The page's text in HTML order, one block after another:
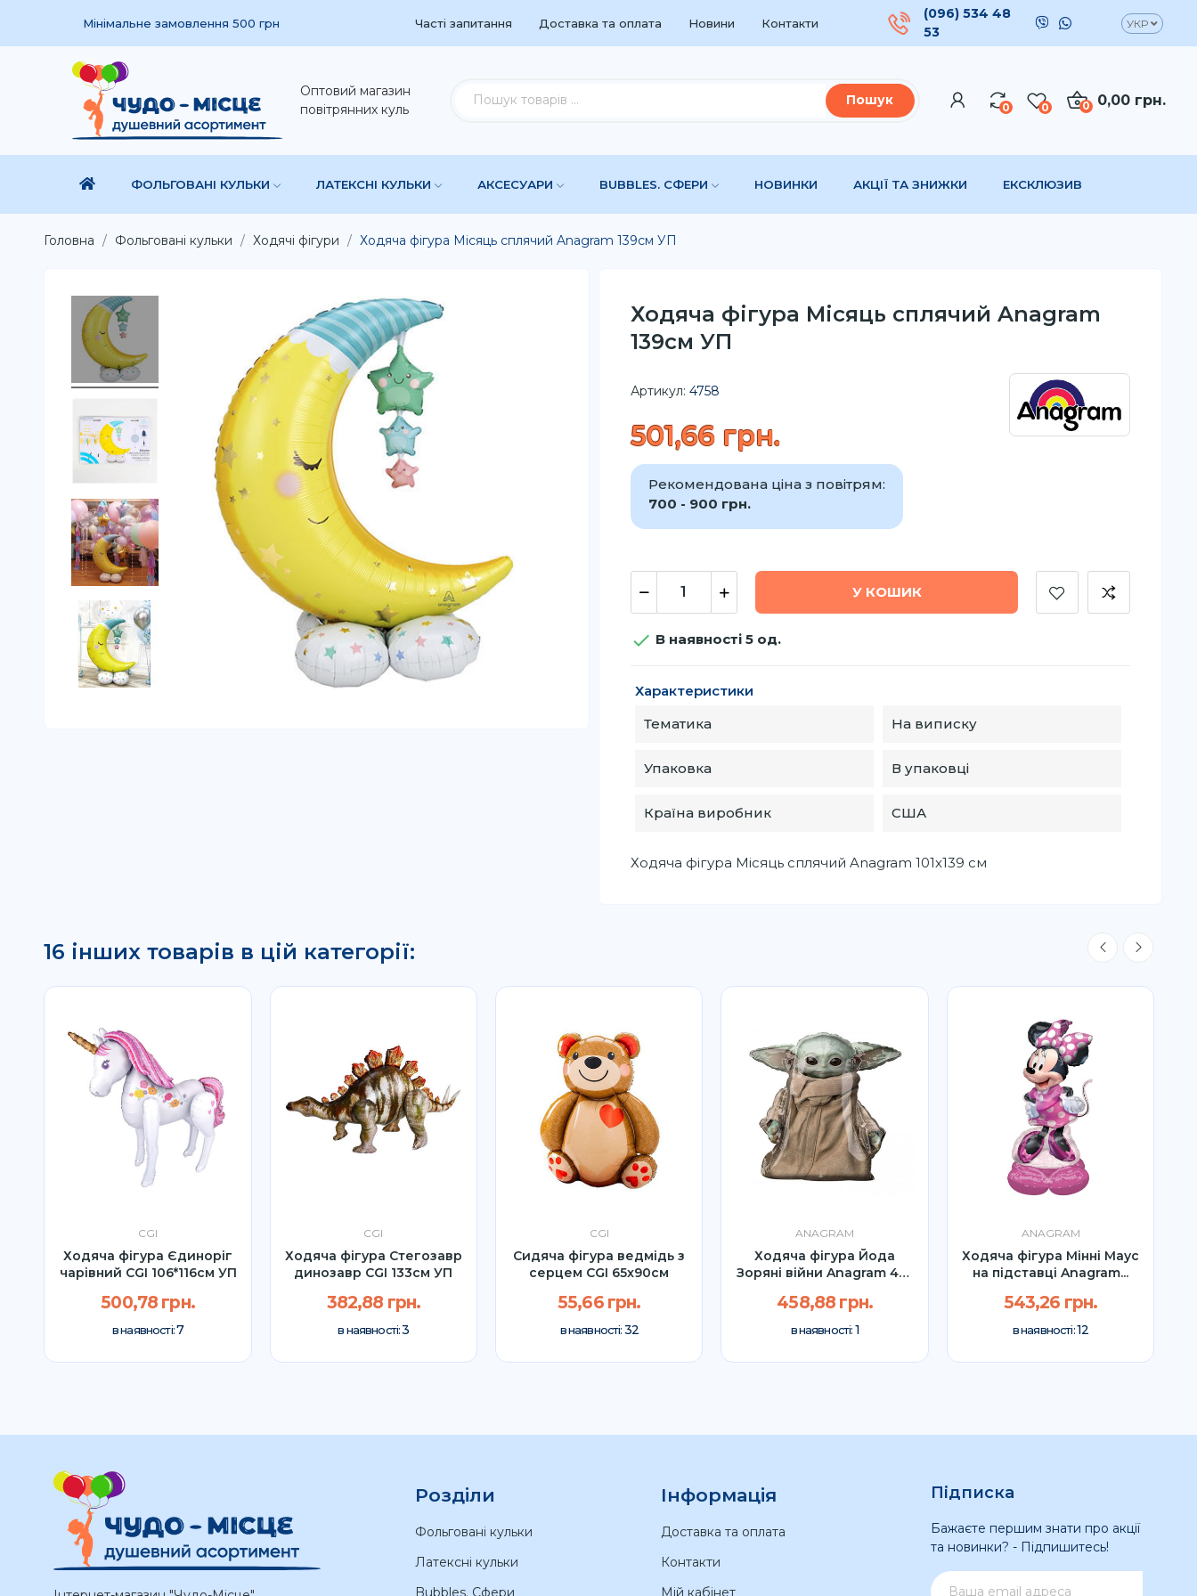
Мінімальне замовлення 500 грн Часті запитання Доставка та оплата Новини Контакти
(096) 534 48
53
УКР
Оптовий магазин
повітрянних куль
Пошук 0 0 0,00 грн.
0
ФОЛЬГОВАНІ КУЛЬКИ ЛАТЕКСНІ КУЛЬКИ АКСЕСУАРИ BUBBLES. СФЕРИ НОВИНКИ АКЦІЇ ТА ЗНИЖКИ ЕКСКЛЮЗИВ
Головна Фольговані кульки Ходячі фігури Ходяча фігура Місяць сплячий Anagram 139см УП
Ходяча фігура Місяць сплячий Anagram
139см УП
Артикул: 4758
501,66 грн.
Рекомендована ціна з повітрям:
700 - 900 грн.
У КОШИК
 В наявності 5 од.
Характеристики
Тематика
На виписку
Упаковка В упаковці
Країна виробник США
Ходяча фігура Місяць сплячий Anagram 101х139 см
16 інших товарів в цій категорії:
CGI
Ходяча фігура Єдиноріг
чарівний CGI 106*116см УП
500,78 грн.
в наявності:7
CGI
Ходяча фігура Стегозавр
динозавр CGI 133см УП
382,88 грн.
в наявності:3
CGI
Сидяча фігура ведмідь з
серцем CGI 65x90см
55,66 грн.
в наявності: 32
ANAGRAM
Ходяча фігура Йода
Зоряні війни Anagram 40"
458,88 грн.
в наявності: 1
ANAGRAM
Ходяча фігура Мінні Маус
на підставці Anagram...
543,26 грн.
в наявності:12
Розділи
Фольговані кульки
Латексні кульки
Bubbles. Сфери
Інформація
Доставка та оплата
Контакти
Мій кабінет
Підписка
Бажаєте першим знати про акції
та новинки? - Підпишитесь!